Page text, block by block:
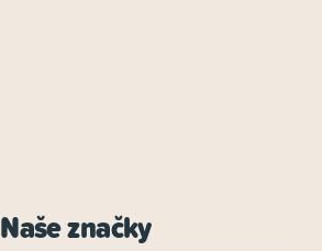
Naše značky